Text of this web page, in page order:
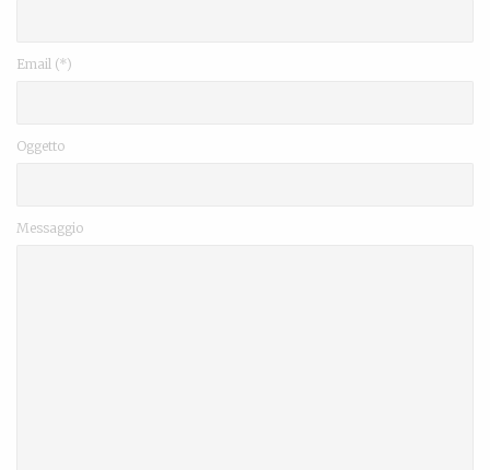
Email (*)
Oggetto
Messaggio